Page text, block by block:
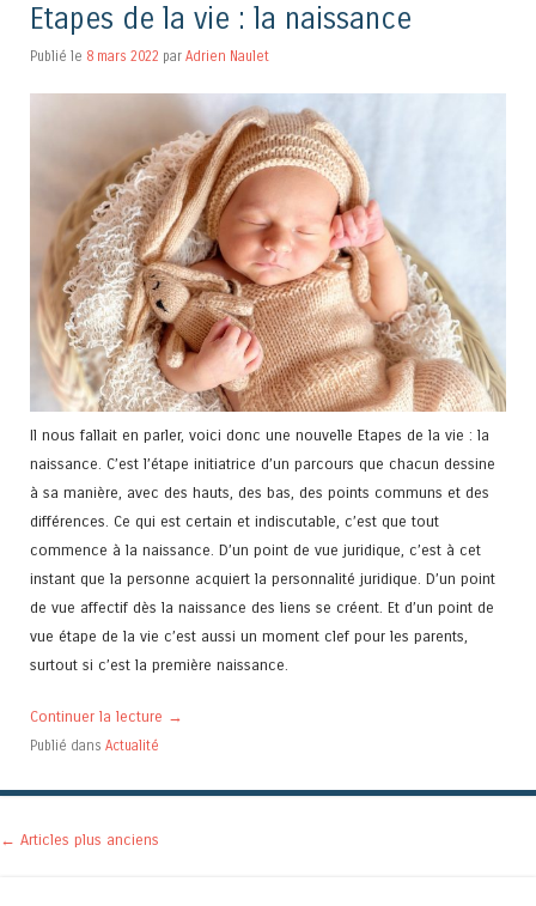
Etapes de la vie : la naissance
Publié le 8 mars 2022 par Adrien Naulet
Il nous fallait en parler, voici donc une nouvelle Etapes de la vie : la
naissance. C’est l’étape initiatrice d’un parcours que chacun dessine
à sa manière, avec des hauts, des bas, des points communs et des
différences. Ce qui est certain et indiscutable, c’est que tout
commence à la naissance. D’un point de vue juridique, c’est à cet
instant que la personne acquiert la personnalité juridique. D’un point
de vue affectif dès la naissance des liens se créent. Et d’un point de
vue étape de la vie c’est aussi un moment clef pour les parents,
surtout si c’est la première naissance.
Continuer la lecture →
Publié dans Actualité
Navigation des articles
← Articles plus anciens